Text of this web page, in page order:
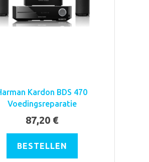
Kardon BDS 470
Voedingsreparatie
87,20 €
BESTELLEN